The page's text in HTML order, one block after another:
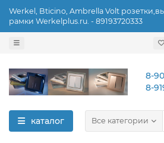
Werkel, Bticino, Ambrella Volt
рамки Werkelplus.ru. - 89193720333
8-
8-
каталог Все категории